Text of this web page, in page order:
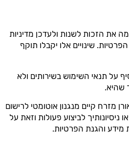
את הזכות לשנות ולעדכן מדיניות
שינויים אלו יקבלו תוקף
על תנאי השימוש בשירותים ולא
שהיא.
מזרח קיים מנגנון אוטומטי לרישום
ניסיונותיך לביצוע פעולות וזאת על
מידע והגנת הפרטיות.